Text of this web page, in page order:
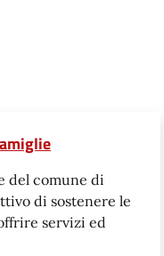
del comune di
di sostenere le
servizi ed